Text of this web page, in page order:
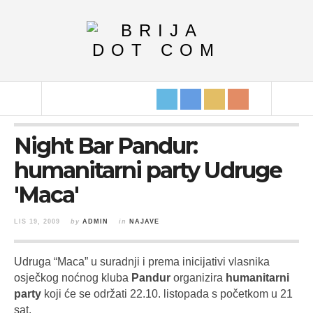
Night Bar Pandur:
humanitarni party Udruge
'Maca'
LIS 19, 2009 by ADMIN in NAJAVE
Udruga “Maca” u suradnji i prema inicijativi vlasnika
osječkog noćnog kluba Pandur organizira humanitarni
party koji će se održati 22.10. listopada s početkom u 21
sat.